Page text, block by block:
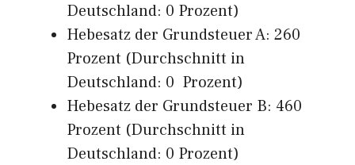
Deutschland: 0 Prozent)
Hebesatz der Grundsteuer A: 260
Prozent (Durchschnitt in
Deutschland: 0 Prozent)
Hebesatz der Grundsteuer B: 460
Prozent (Durchschnitt in
Deutschland: 0 Prozent)